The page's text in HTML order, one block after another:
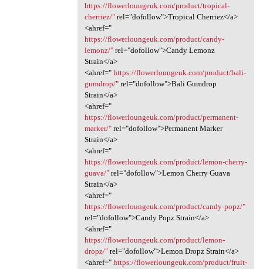
https://flowerloungeuk.com/product/tropical-
cherriez/"rel="dofollow">Tropical Cherriez</a>
<ahref="
https://flowerloungeuk.com/product/candy-
lemonz/"rel="dofollow">Candy Lemonz
Strain</a>
<ahref=" https://flowerloungeuk.com/product/bali-
gumdrop/"rel="dofollow">Bali Gumdrop
Strain</a>
<ahref="
https://flowerloungeuk.com/product/permanent-
marker/"rel="dofollow">Permanent Marker
Strain</a>
<ahref="
https://flowerloungeuk.com/product/lemon-cherry-
guava/"rel="dofollow">Lemon Cherry Guava
Strain</a>
<ahref="
https://flowerloungeuk.com/product/candy-popz/"
rel="dofollow">Candy Popz Strain</a>
<ahref="
https://flowerloungeuk.com/product/lemon-
dropz/"rel="dofollow">Lemon Dropz Strain</a>
<ahref=" https://flowerloungeuk.com/product/fruit-